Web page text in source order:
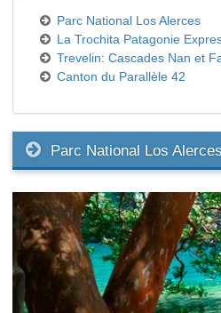
Parc National Los Alerces
La Trochita Patagonie
Trevelin: Cascades Nan et
Canton du Parallèle 42
Parc National Los Alerces